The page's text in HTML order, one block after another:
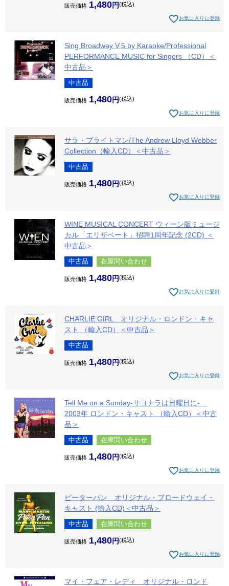
販売価格 1,480 税込
お気に入りに登録
Sing Broadway V.5 by Karaoke/Professional
PERFORMANCE MUSIC for Singers （CD）＜
中古品＞
中古品
販売価格 1,480 税込
お気に入りに登録
サラ・ブライトマン/The Andrew Lloyd Webber
Collection（輸入CD）＜中古品＞
中古品
販売価格 1,480 税込
お気に入りに登録
WINE MUSICAL CONCERT ウィーン版ミュージ
カル「エリザベート」招聘1周年記念 (2CD) ＜
中古品＞
中古品 在庫問い合わせ
販売価格 1,480 税込
お気に入りに登録
CHARLIE GIRL オリジナル・ロンドン・キャ
スト （輸入CD）＜中古品＞
中古品
販売価格 1,480 税込
お気に入りに登録
Tell Me on a Sunday-サヨナラは日曜日に-
2003年 ロンドン・キャスト （輸入CD）＜中古
品＞
中古品 在庫問い合わせ
販売価格 1,480 税込
お気に入りに登録
ピーターパン オリジナル・ブロードウェイ・
キャスト (輸入CD)＜中古品＞
中古品 在庫問い合わせ
販売価格 1,480 税込
お気に入りに登録
マイ・フェア・レディ オリジナル・ロンド